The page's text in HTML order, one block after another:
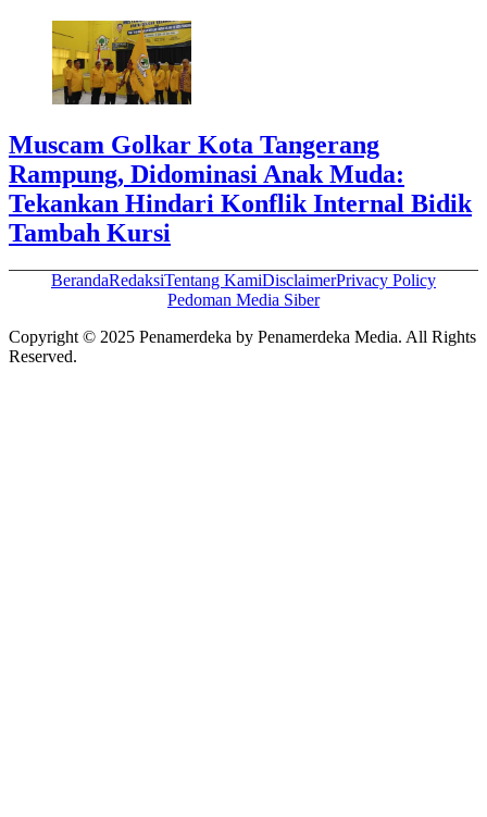
Muscam Golkar Kota Tangerang
Rampung, Didominasi Anak Muda:
Tekankan Hindari Konflik Internal Bidik
Tambah Kursi
BerandaRedaksiTentang KamiDisclaimerPrivacy Policy
Pedoman Media Siber
Copyright © 2025 Penamerdeka by Penamerdeka Media. All Rights
Reserved.